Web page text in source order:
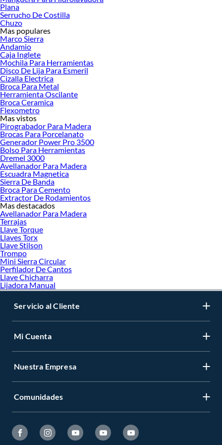
ofrecerte!
Encuentra una amplia variedad de productos de Tornillos en Sodimac.
Encuentra todo lo necesario para tus proyectos de renovación y decoración.
¡Visítanos y haz tus ideas realidad!
Plana
Serrucho De Costilla
Chuzo
Mas populares
Marco Sierra
Andamio
Caja Inglete
Mochila Para Herramientas
Disco De Lija Para Esmeril
Cizalla Electrica
Broca Para Metal
Herramienta Oscilante
Broca Ceramica
Flexometro
Mas vistos
Pirograbador Para Madera
Brocas Para Porcelanato
Generador Power Pro 3500
Bolso Para Herramientas
Dremel 3000
Avellanador Para Madera
Escuadra Magnetica
Sierra De Banda
Broca Para Cemento
Extractor De Rodamientos
Mas destacados
Avellanador Para Madera
Terrajas
Llave Torque
Llaves Torx
Llave Stilson
Trompo
Mini Sierra Circular
Perfilador De Cantos
Llave Chicharra
Lijadora Manual
Servicio al Cliente
Mi Cuenta
Nuestra Empresa
Comunidades